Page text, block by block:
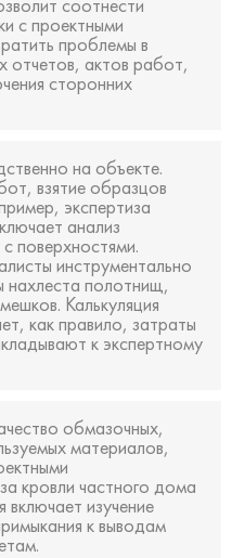
с проектными
проблемы в
отчетов, актов работ,
сторонних
на объекте.
взятие образцов
экспертиза
анализ
поверхностями.
инструментально
нахлеста полотнищ,
Калькуляция
как правило, затраты
к экспертному
обмазочных,
материалов,
кровли частного дома
включает изучение
к выводам